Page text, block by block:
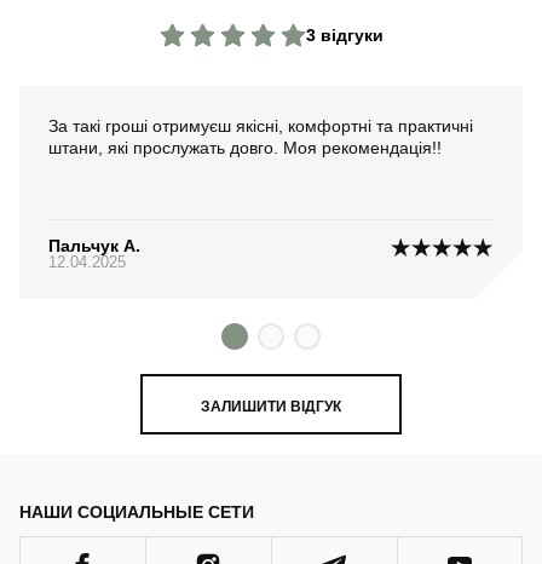
3 відгуки
За такі гроші отримуєш якісні, комфортні та практичні
штани, які прослужать довго. Моя рекомендація!!
Пальчук А.
12.04.2025
ЗАЛИШИТИ ВІДГУК
НАШИ СОЦИАЛЬНЫЕ СЕТИ